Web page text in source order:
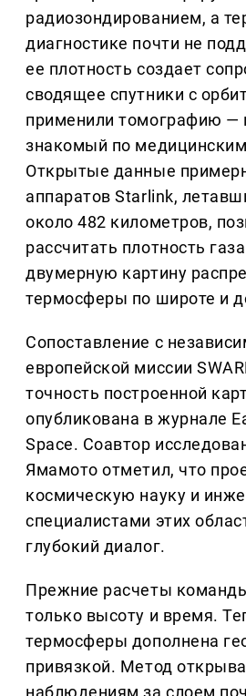
радиозондированием, а
диагностике почти не
ее плотность создает
сводящее спутники с
применили томографию —
знакомый по
Открытые данные
аппаратов Starlink,
около 482 километров,
рассчитать плотность
двумерную картину
термосферы по широте и
Сопоставление с
европейской миссии
точность построенной
опубликована в журнале
Space. Соавтор
Ямамото отметил, что
космическую науку и
специалистами этих
глубокий диалог.
Прежние расчеты
только высоту и время.
термосферы дополнена
привязкой. Метод
наблюдениям за слоем